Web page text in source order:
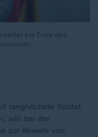
bis Ende des
ranghöchste Soldat
will bei der
zur Abwehr von